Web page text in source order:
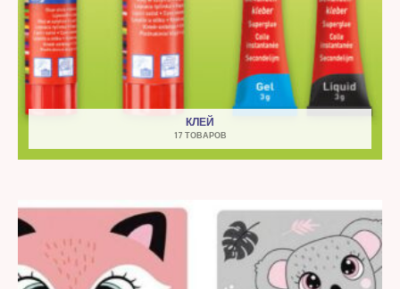
КЛЕЙ
17 ТОВАРОВ